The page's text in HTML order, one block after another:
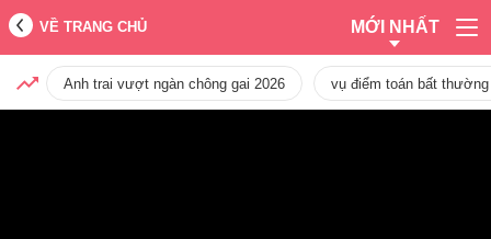
VỀ TRANG CHỦ MỚI NHẤT
Anh trai vượt ngàn chông gai 2026 vụ điểm toán bất